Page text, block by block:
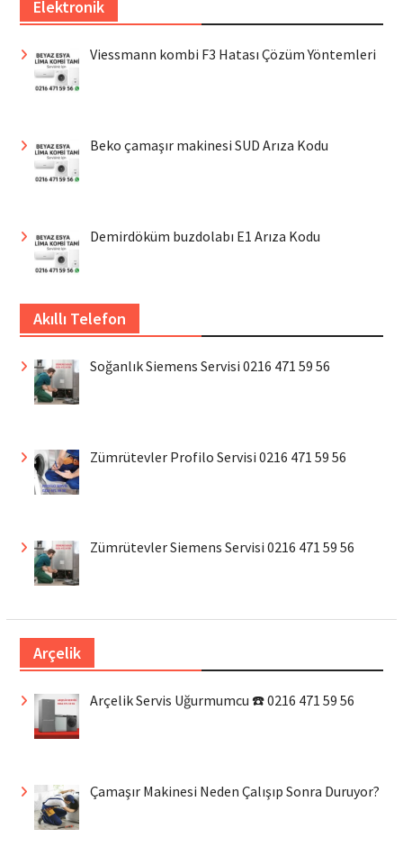
Elektronik
Viessmann kombi F3 Hatası Çözüm Yöntemleri
Beko çamaşır makinesi SUD Arıza Kodu
Demirdöküm buzdolabı E1 Arıza Kodu
Akıllı Telefon
Soğanlık Siemens Servisi 0216 471 59 56
Zümrütevler Profilo Servisi 0216 471 59 56
Zümrütevler Siemens Servisi 0216 471 59 56
Arçelik
Arçelik Servis Uğurmumcu ☎️ 0216 471 59 56
Çamaşır Makinesi Neden Çalışıp Sonra Duruyor?